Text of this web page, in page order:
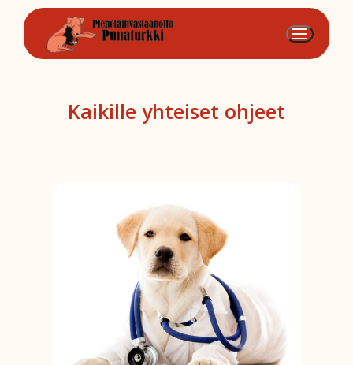
Hyppää
sisältöön
Kaikille yhteiset ohjeet